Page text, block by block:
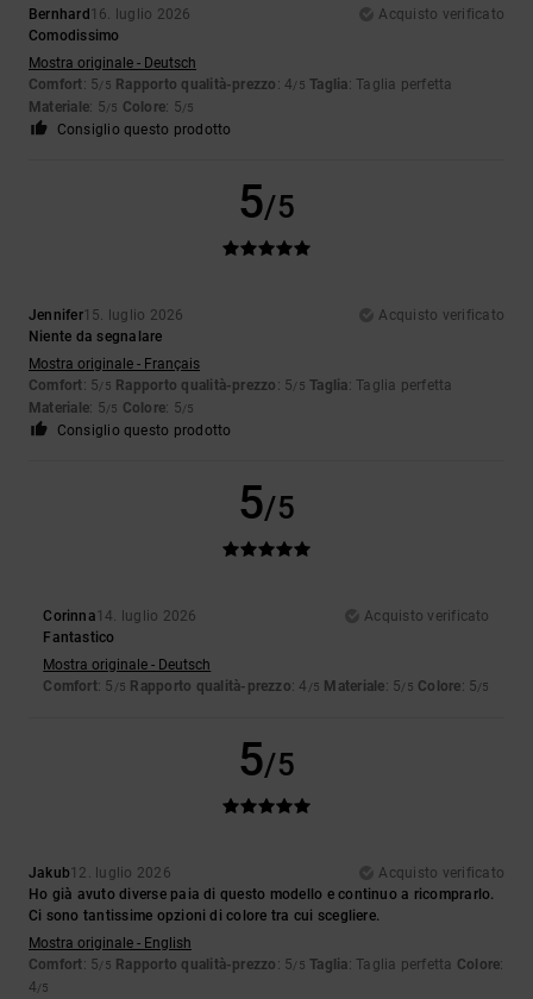
Bernhard16. luglio 2026
Acquisto verificato
Comodissimo
Mostra originale - Deutsch
Comfort: 5/5 Rapporto qualità-prezzo : 4/5 Taglia: Taglia perfetta
Materiale: 5/5 Colore: 5/5
Consiglio questo prodotto
5/5
Jennifer15. luglio 2026
Acquisto verificato
Niente da segnalare
Mostra originale - Français
Comfort: 5/5 Rapporto qualità-prezzo : 5/5 Taglia: Taglia perfetta
Materiale: 5/5 Colore: 5/5
Consiglio questo prodotto
5/5
Corinna14. luglio 2026
Acquisto verificato
Fantastico
Mostra originale - Deutsch
Comfort: 5 /5 Rapporto qualità-prezzo: 4 /5 Materiale: 5/5 Colore: 5/5
5/5
Jakub12. luglio 2026
Acquisto verificato
Ho già avuto diverse paia di questo modello e continuo a ricomprarlo.
Ci sono tantissime opzioni di colore tra cui scegliere.
Mostra originale - English
Comfort: 5/5 Rapporto qualità-prezzo : 5/5 Taglia: Taglia perfetta Colore:
4/5